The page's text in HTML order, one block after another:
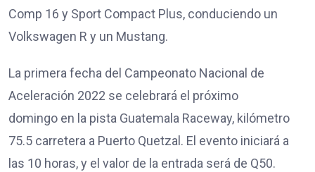
Comp 16 y Sport Compact Plus, conduciendo un
Volkswagen R y un Mustang.
La primera fecha del Campeonato Nacional de
Aceleración 2022 se celebrará el próximo
domingo en la pista Guatemala Raceway, kilómetro
75.5 carretera a Puerto Quetzal. El evento iniciará a
las 10 horas, y el valor de la entrada será de Q50.